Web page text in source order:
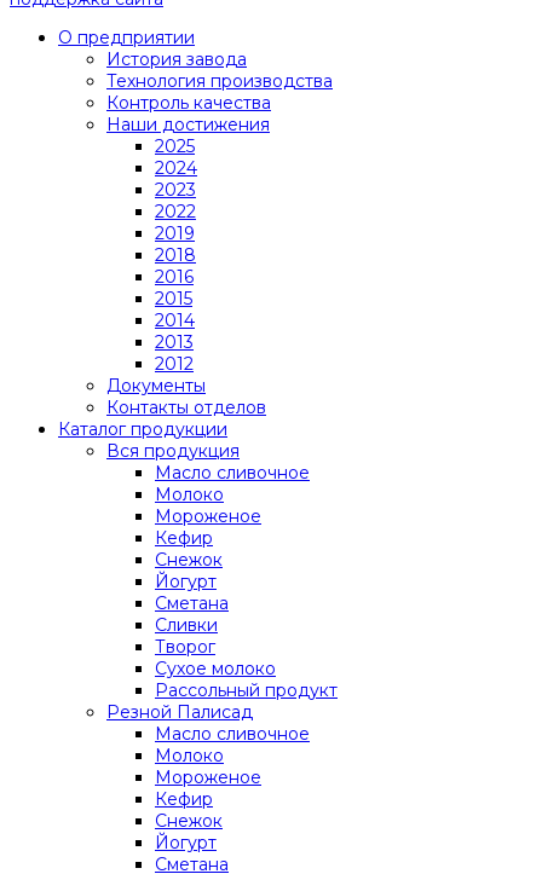
О предприятии
История завода
Технология производства
Контроль качества
Наши достижения
2025
2024
2023
2022
2019
2018
2016
2015
2014
2013
2012
Документы
Контакты отделов
Каталог продукции
Вся продукция
Масло сливочное
Молоко
Мороженое
Кефир
Снежок
Йогурт
Сметана
Сливки
Творог
Сухое молоко
Рассольный продукт
Резной Палисад
Масло сливочное
Молоко
Мороженое
Кефир
Снежок
Йогурт
Сметана